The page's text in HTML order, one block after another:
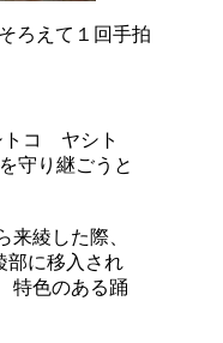
ろえて１回手拍
コ ヤシト
守り継ごうと
綾した際、
部に移入され
特色のある踊